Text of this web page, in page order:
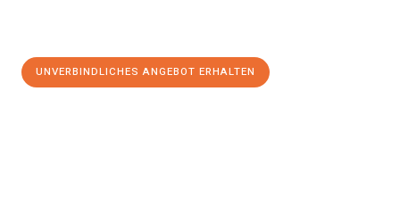
UNVERBINDLICHES ANGEBOT ERHALTEN